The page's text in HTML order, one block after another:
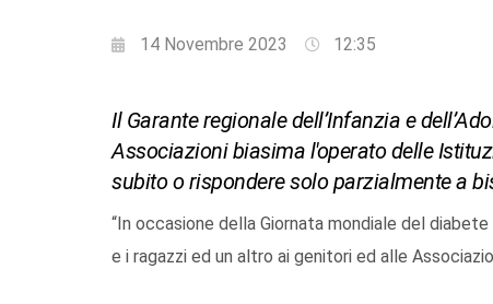
14 Novembre 2023 12:35
Il Garante regionale dell’Infanzia e
Associazioni biasima l'operato delle
subito o rispondere solo parzialmente a
“In occasione della Giornata mondiale del
e i ragazzi ed un altro ai genitori ed alle